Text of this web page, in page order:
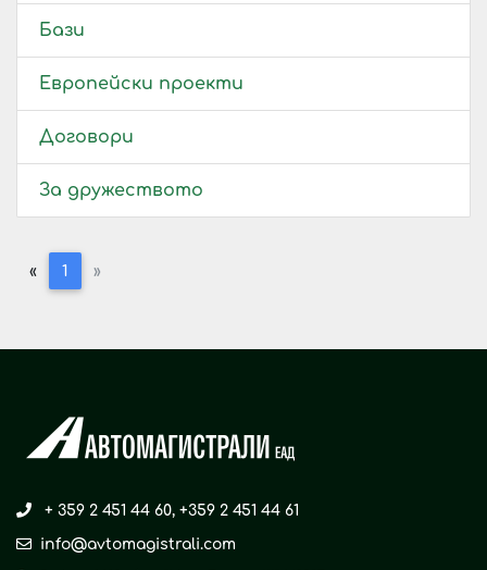
Бази
Европейски проекти
Договори
За дружеството
« 1 »
+ 359 2 451 44 60, +359 2 451 44 61
info@avtomagistrali.com